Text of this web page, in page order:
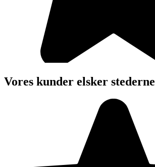
Vores kunder elsker stederne